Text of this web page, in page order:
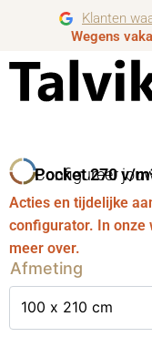
Klanten
Wegens
Configureer
Pocket 270 v/
Acties en tijdelijke
configurator. In onze
meer over.
Afmeting